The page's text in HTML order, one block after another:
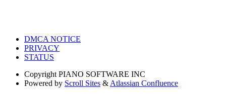
DMCA NOTICE
PRIVACY
STATUS
Copyright PIANO SOFTWARE INC
Powered by Scroll Sites & Atlassian Confluence